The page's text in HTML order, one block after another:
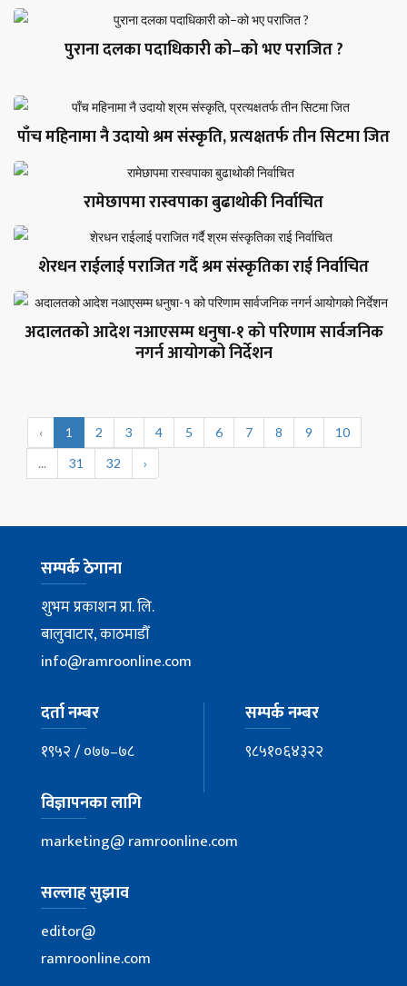
पुराना दलका पदाधिकारी को–को भए पराजित ?
पाँच महिनामा नै उदायो श्रम संस्कृति, प्रत्यक्षतर्फ तीन सिटमा जित
रामेछापमा रास्वपाका बुढाथोकी निर्वाचित
शेरधन राईलाई पराजित गर्दै श्रम संस्कृतिका राई निर्वाचित
अदालतको आदेश नआएसम्म धनुषा-१ को परिणाम सार्वजनिक
नगर्न आयोगको निर्देशन
‹ 1 2 3 4 5 6 7 8 9
10
...
31 32 ›
सम्पर्क ठेगाना
शुभम प्रकाशन प्रा. लि.
बालुवाटार, काठमाडौँ
info@ramroonline.com
दर्ता नम्बर
१९५२ / ०७७–७८
सम्पर्क नम्बर
९८५१०६४३२२
विज्ञापनका लागि
marketing@ ramroonline.com
सल्लाह सुझाव
editor@
ramroonline.com